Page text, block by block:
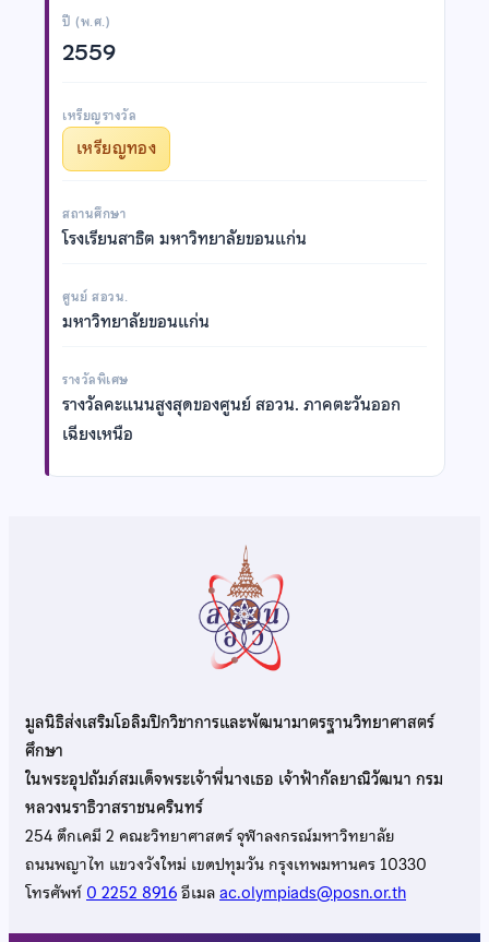
ปี (พ.ศ.)
2559
เหรียญรางวัล
เหรียญทอง
สถานศึกษา
โรงเรียนสาธิต มหาวิทยาลัยขอนแก่น
ศูนย์ สอวน.
มหาวิทยาลัยขอนแก่น
รางวัลพิเศษ
รางวัลคะแนนสูงสุดของศูนย์ สอวน. ภาคตะวันออก
เฉียงเหนือ
มูลนิธิส่งเสริมโอลิมปิกวิชาการและพัฒนามาตรฐานวิทยาศาสตร์
ศึกษา
ในพระอุปถัมภ์สมเด็จพระเจ้าพี่นางเธอ เจ้าฟ้ากัลยาณิวัฒนา กรม
หลวงนราธิวาสราชนครินทร์
254 ตึกเคมี 2 คณะวิทยาศาสตร์ จุฬาลงกรณ์มหาวิทยาลัย
ถนนพญาไท แขวงวังใหม่ เขตปทุมวัน กรุงเทพมหานคร 10330
โทรศัพท์0 2252 8916อีเมลac.olympiads@posn.or.th